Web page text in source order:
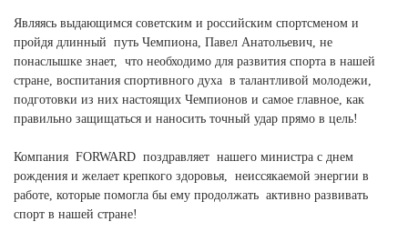
Ставропольский край (5)
Томская область (1)
Тульская область (1)
Тюменская область (3)
Ханты-Мансийский автономный округ (3)
Челябинская область (2)
Ямало-Ненецкий автономный округ (1)
Являясь выдающимся советским и российским спортсменом и
пройдя длинный путь Чемпиона, Павел Анатольевич, не
понаслышке знает, что необходимо для развития спорта в нашей
стране, воспитания спортивного духа в талантливой молодежи,
подготовки из них настоящих Чемпионов и самое главное, как
правильно защищаться и наносить точный удар прямо в цель!
Компания FORWARD поздравляет нашего министра с днем
рождения и желает крепкого здоровья, неиссякаемой энергии в
работе, которые помогла бы ему продолжать активно развивать
спорт в нашей стране!